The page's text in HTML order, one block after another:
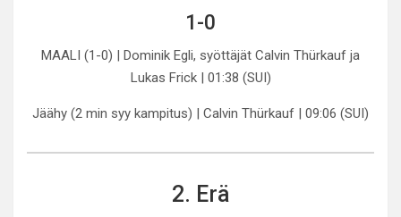
1-0
MAALI (1-0) | Dominik Egli, syöttäjät Calvin Thürkauf ja
Lukas Frick | 01:38 (SUI)
Jäähy (2 min syy kampitus) | Calvin Thürkauf | 09:06 (SUI)
2. Erä